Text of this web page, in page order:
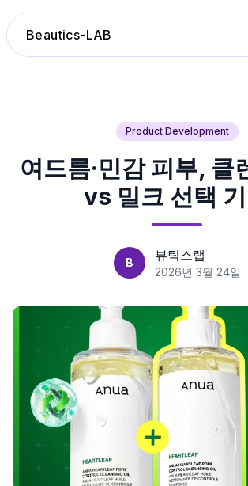
Beautics-LAB
성분분석
나의 스킨케어
제품비교
Login
Product Development
여드름·민감 피부, 클
vs 밀크 선택
B 뷰틱스랩
2026년 3월 24일